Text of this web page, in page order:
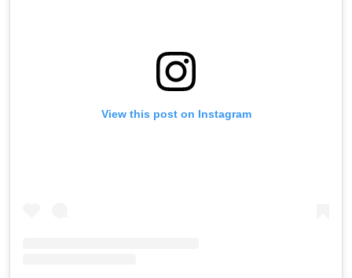
View this post on Instagram